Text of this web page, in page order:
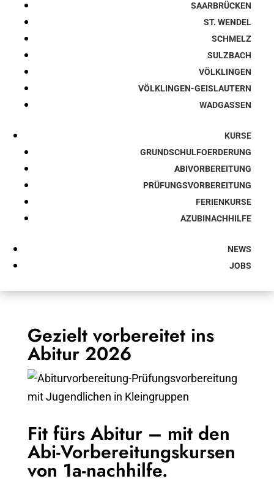
SAARBRÜCKEN
ST. WENDEL
SCHMELZ
SULZBACH
VÖLKLINGEN
VÖLKLINGEN-GEISLAUTERN
WADGASSEN
KURSE
GRUNDSCHULFOERDERUNG
ABIVORBEREITUNG
PRÜFUNGSVORBEREITUNG
FERIENKURSE
AZUBINACHHILFE
NEWS
JOBS
Gezielt vorbereitet ins
Abitur 2026
Fit fürs Abitur – mit den
Abi-Vorbereitungskursen
von 1a-nachhilfe.